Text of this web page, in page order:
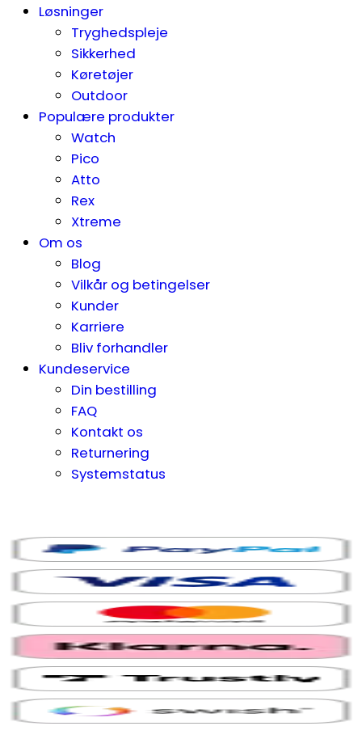
Løsninger
Tryghedspleje
Sikkerhed
Køretøjer
Outdoor
Populære produkter
Watch
Pico
Atto
Rex
Xtreme
Om os
Blog
Vilkår og betingelser
Kunder
Karriere
Bliv forhandler
Kundeservice
Din bestilling
FAQ
Kontakt os
Returnering
Systemstatus